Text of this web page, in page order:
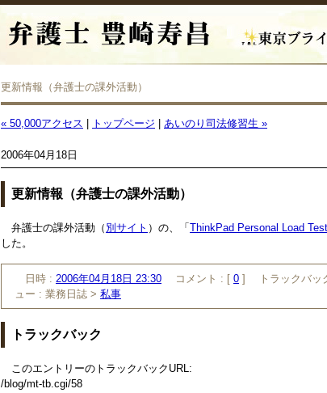
更新情報（弁護士の課外活動）
« 50,000アクセス トップページ あいのり司法修習生 »
2006年04月18日
更新情報（弁護士の課外活動）
弁護士の課外活動（ 別サイト ）の、「 ThinkPad Personal Load Test
した。
日時 : 2006年04月18日 23:30 コメント : [ 0 ] トラックバッ
ュー : 業務日誌 > 私事
トラックバック
このエントリーのトラックバックURL:
/blog/mt-tb.cgi/58